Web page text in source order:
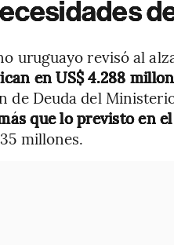
uruguayo revisó al
en US$ 4.288
de Deuda del
que lo previsto en
millones.